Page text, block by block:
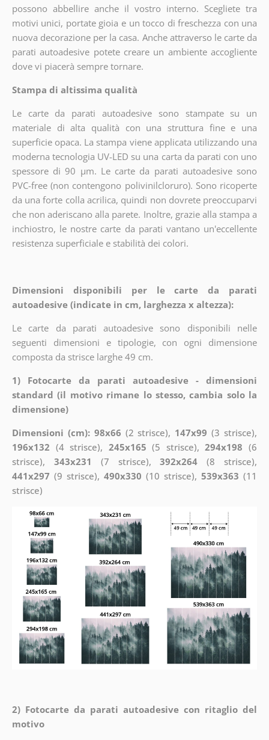
possono abbellire anche il vostro interno. Scegliete tra
motivi unici, portate gioia e un tocco di freschezza con una
nuova decorazione per la casa. Anche attraverso le carte da
parati autoadesive potete creare un ambiente accogliente
dove vi piacerà sempre tornare.
Stampa di altissima qualità
Le carte da parati autoadesive sono stampate su un
materiale di alta qualità con una struttura fine e una
superficie opaca. La stampa viene applicata utilizzando una
moderna tecnologia UV-LED su una carta da parati con uno
spessore di 90 µm. Le carte da parati autoadesive sono
PVC-free (non contengono polivinilcloruro). Sono ricoperte
da una forte colla acrilica, quindi non dovrete preoccuparvi
che non aderiscano alla parete. Inoltre, grazie alla stampa a
inchiostro, le nostre carte da parati vantano un'eccellente
resistenza superficiale e stabilità dei colori.
Dimensioni disponibili per le carte da parati
autoadesive (indicate in cm, larghezza x altezza):
Le carte da parati autoadesive sono disponibili nelle
seguenti dimensioni e tipologie, con ogni dimensione
composta da strisce larghe 49 cm.
1) Fotocarte da parati autoadesive - dimensioni
standard (il motivo rimane lo stesso, cambia solo la
dimensione)
Dimensioni (cm): 98x66 (2 strisce), 147x99 (3 strisce),
196x132 (4 strisce), 245x165 (5 strisce),294x198 (6
strisce), 343x231 (7 strisce),392x264 (8 strisce),
441x297 (9 strisce), 490x330 (10 strisce),539x363 (11
strisce)
2) Fotocarte da parati autoadesive con ritaglio del
motivo